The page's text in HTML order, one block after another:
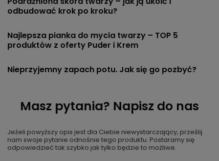
odbudować krok po kroku?
Najlepsza pianka do mycia twarzy – TOP 5
produktów z oferty Puder i Krem
Nieprzyjemny zapach potu. Jak się go pozbyć?
Masz pytania? Napisz do nas
Jeżeli powyższy opis jest dla Ciebie niewystarczający, prześlij
nam swoje pytanie odnośnie tego produktu. Postaramy się
odpowiedzieć tak szybko jak tylko będzie to możliwe.